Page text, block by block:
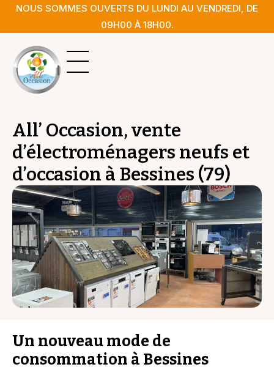
NOUS SOMMES OUVERTS DU LUNDI AU VENDREDI, DE
09H00 À 18H00.
All’ Occasion, vente
d’électroménagers neufs et
d’occasion à Bessines (79)
Un nouveau mode de
consommation à Bessines